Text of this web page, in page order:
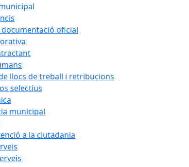
oficial
llocs de treball i retribucions
selectius
municipal
a la ciutadania